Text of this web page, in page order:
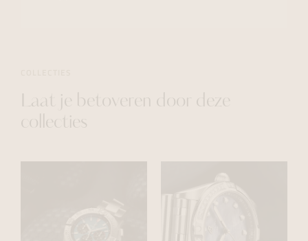
Laat je betoveren door deze
collecties